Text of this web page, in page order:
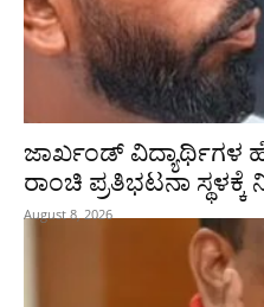
ಜಾರ್ಖಂಡ್‌ ವಿದ್ಯಾರ್ಥಿಗಳ
ರಾಂಚಿ ಪ್ರತಿಭಟನಾ
August 8, 2026